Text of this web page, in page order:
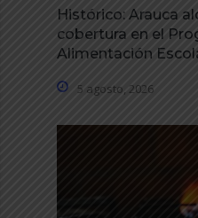
Histórico: Arauca
cobertura en el
Alimentación
5 agosto, 2026